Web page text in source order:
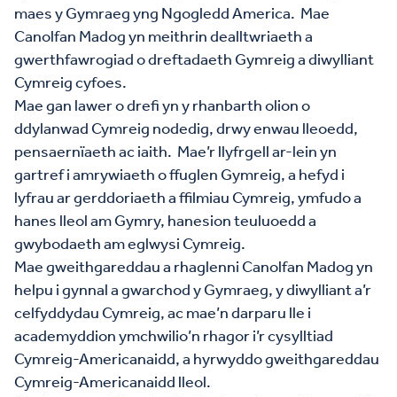
maes y Gymraeg yng Ngogledd America. Mae
Canolfan Madog yn meithrin dealltwriaeth a
gwerthfawrogiad o dreftadaeth Gymreig a diwylliant
Cymreig cyfoes.
Mae gan lawer o drefi yn y rhanbarth olion o
ddylanwad Cymreig nodedig, drwy enwau lleoedd,
pensaernïaeth ac iaith. Mae’r llyfrgell ar-lein yn
gartref i amrywiaeth o ffuglen Gymreig, a hefyd i
lyfrau ar gerddoriaeth a ffilmiau Cymreig, ymfudo a
hanes lleol am Gymry, hanesion teuluoedd a
gwybodaeth am eglwysi Cymreig.
Mae gweithgareddau a rhaglenni Canolfan Madog yn
helpu i gynnal a gwarchod y Gymraeg, y diwylliant a’r
celfyddydau Cymreig, ac mae’n darparu lle i
academyddion ymchwilio’n rhagor i’r cysylltiad
Cymreig-Americanaidd, a hyrwyddo gweithgareddau
Cymreig-Americanaidd lleol.